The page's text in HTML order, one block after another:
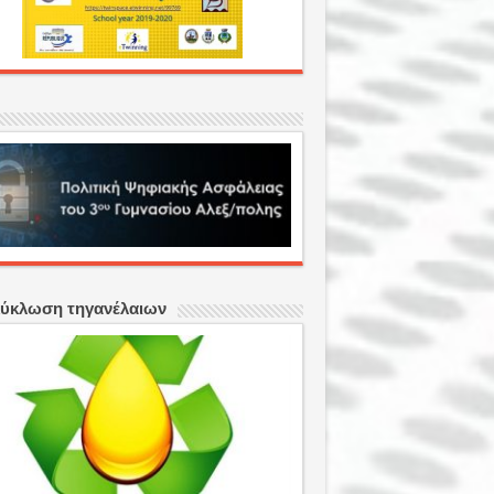
τηγανέλαιων